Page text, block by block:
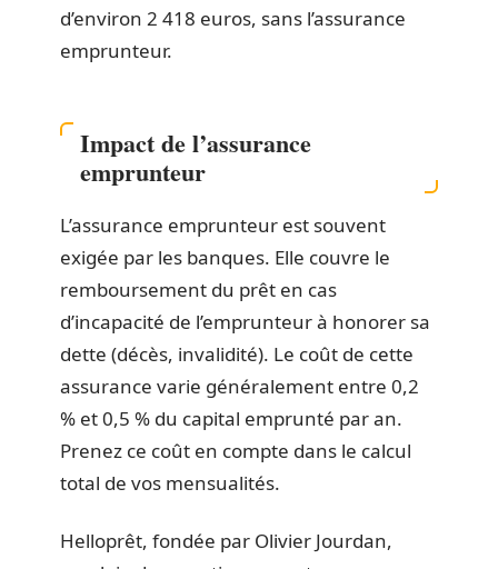
d’environ 2 418 euros, sans l’assurance
emprunteur.
Impact de l’assurance
emprunteur
L’assurance emprunteur est souvent
exigée par les banques. Elle couvre le
remboursement du prêt en cas
d’incapacité de l’emprunteur à honorer sa
dette (décès, invalidité). Le coût de cette
assurance varie généralement entre 0,2
% et 0,5 % du capital emprunté par an.
Prenez ce coût en compte dans le calcul
total de vos mensualités.
Helloprêt, fondée par Olivier Jourdan,